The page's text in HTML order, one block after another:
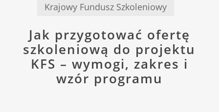
Krajowy Fundusz Szkoleniowy
Jak przygotować ofertę
szkoleniową do projektu
KFS – wymogi, zakres i
wzór programu